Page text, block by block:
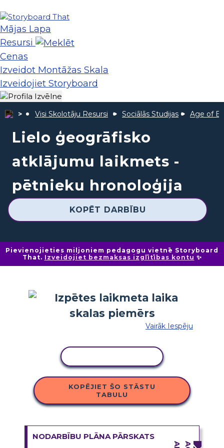
Mājas Lapa
Resursi
Cenas
Izveidot Montāžas Skala
Izveidojiet Storyboard
Visi Skolotāju Resursi Sociālās Studijas Age of
Lielo ģeogrāfisko
atklājumu laikmets -
pētnieku hronoloģija
KOPĒT DARBĪBU
Pievienojieties miljoniem pedagogu vietnē Storyboard
That. Izveidojiet bezmaksas izglītības kontu ✨
Vairāk Iespēju
KOPĒJIET ŠO STĀSTU
TABULU
NODARBĪBU PLĀNA PĀRSKATS